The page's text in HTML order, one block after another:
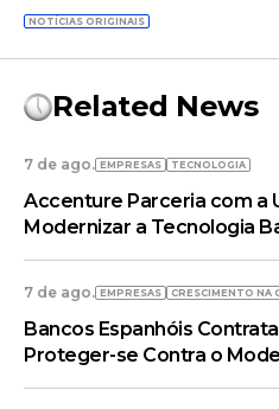
NOTÍCIAS ORIGINAIS
Related News
7 de ago. EMPRESAS TECNOLOGIA
Accenture Parceria com a
Modernizar a Tecnologia
7 de ago. EMPRESAS CRESCIMENTO NA
Bancos Espanhóis
Proteger-se Contra o